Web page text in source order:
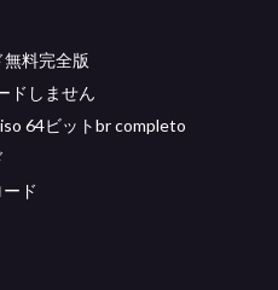
無料完全版
ドしません
64ビットbr completo
ド